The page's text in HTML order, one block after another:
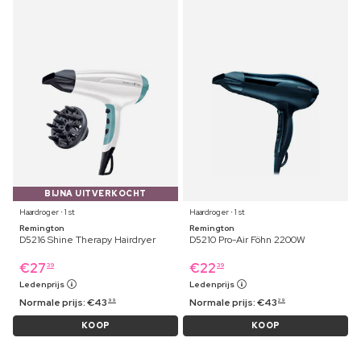
BIJNA UITVERKOCHT
Haardroger ⋅ 1 st
Remington
D5216 Shine Therapy Hairdryer
€27 39
Ledenprijs
Normale prijs:€43 99
KOOP
Haardroger ⋅ 1 st
Remington
D5210 Pro-Air Föhn 2200W
€22 39
Ledenprijs
Normale prijs:€43 29
KOOP